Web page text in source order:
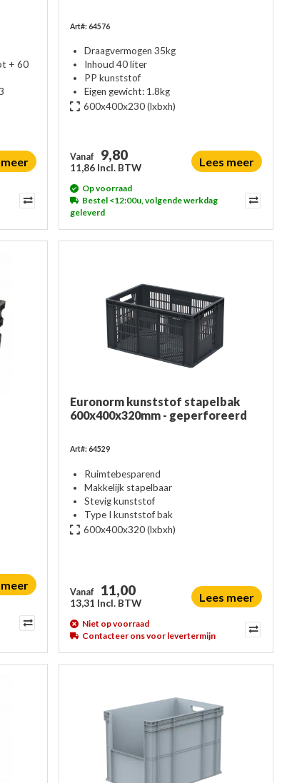
+ 60
Art#: 64576
Draagvermogen 35kg
Inhoud 40 liter
PP kunststof
Eigen gewicht: 1.8kg
600x400x230(lxbxh)
Vanaf 9,80
11,86 Incl. BTW Lees meer
Op voorraad
Bestel <12:00u, volgende werkdag
geleverd
Euronorm kunststof stapelbak
600x400x320mm - geperforeerd
Art#: 64529
Ruimtebesparend
Makkelijk stapelbaar
Stevig kunststof
Type I kunststof bak
600x400x320(lxbxh)
Vanaf 11,00
13,31 Incl. BTW Lees meer
Niet op voorraad
Contacteer ons voor levertermijn